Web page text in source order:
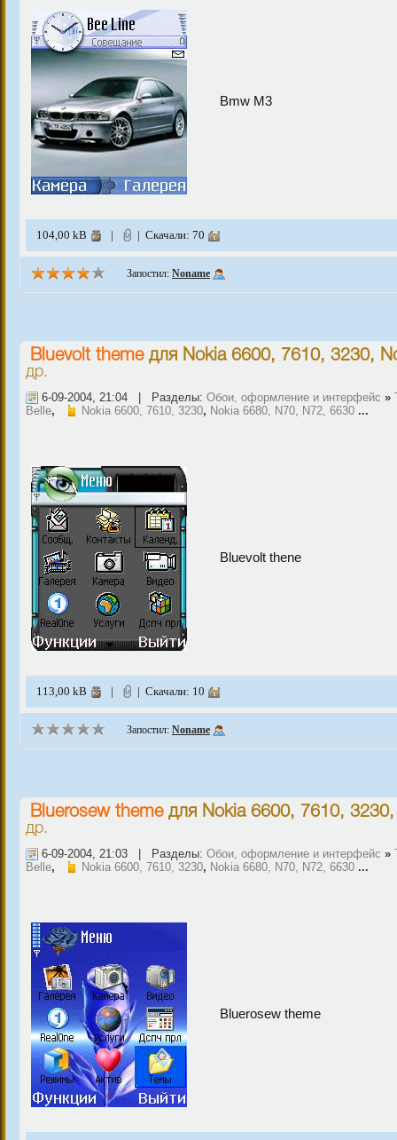
Bmw M3
104,00 kB | | Скачали: 70
Запостил: Noname
Bluevolt themeдля Nokia 6600, 7610, 3230,
др.
6-09-2004, 21:04 | Разделы: Обои, оформление и интерфейс »
Belle, Nokia 6600, 7610, 3230, Nokia 6680, N70, N72, 6630 ...
Bluevolt thene
113,00 kB | | Скачали: 10
Запостил: Noname
Bluerosew themeдля Nokia 6600, 7610, 3230
др.
6-09-2004, 21:03 | Разделы: Обои, оформление и интерфейс »
Belle, Nokia 6600, 7610, 3230, Nokia 6680, N70, N72, 6630 ...
Bluerosew theme